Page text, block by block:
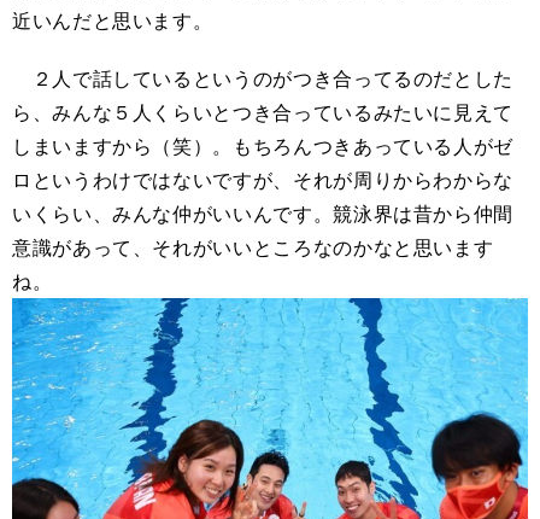
近いんだと思います。
２人で話しているというのがつき合ってるのだとした
ら、みんな５人くらいとつき合っているみたいに見えて
しまいますから（笑）。もちろんつきあっている人がゼ
ロというわけではないですが、それが周りからわからな
いくらい、みんな仲がいいんです。競泳界は昔から仲間
意識があって、それがいいところなのかなと思います
ね。